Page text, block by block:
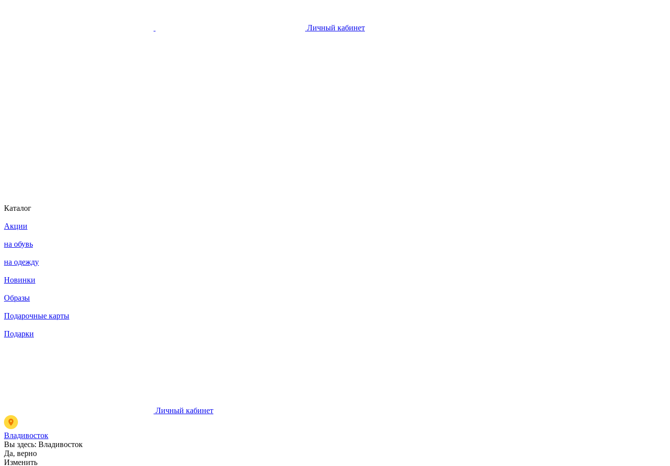
Личный кабинет
Каталог
Акции
на обувь
на одежду
Новинки
Образы
Подарочные карты
Подарки
Личный кабинет
Владивосток
Вы здесь: Владивосток
Да, верно
Изменить